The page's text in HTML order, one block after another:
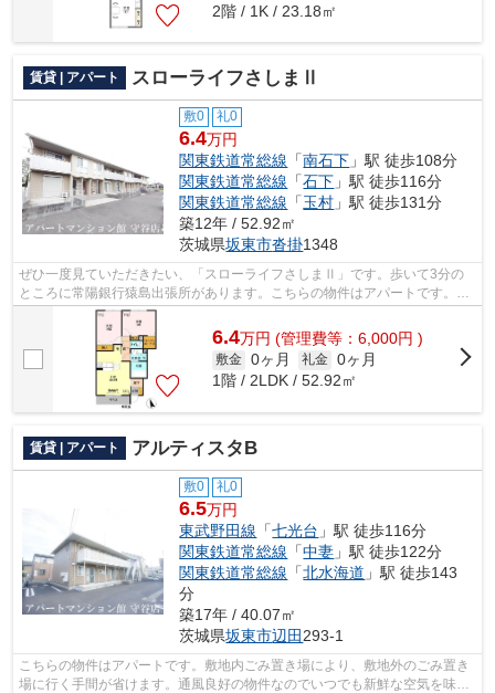
2階 / 1K / 23.18㎡
賃貸 | アパート スローライフさしまⅡ
敷0 礼0
6.4万円
関東鉄道常総線 「南石下 」駅 徒歩108分
関東鉄道常総線 「石下 」駅 徒歩116分
関東鉄道常総線 「玉村 」駅 徒歩131分
築12年 / 52.92㎡
茨城県坂東市沓掛1348
ぜひ一度見ていただきたい、「スローライフさしまⅡ」です。歩いて3分の
ところに常陽銀行猿島出張所があります。こちらの物件はアパートです。短
時間でごみ出しを終えられるように、敷...
6.4万円 (管理費等：6,000円 )
敷金 0ヶ月 礼金 0ヶ月
1階 / 2LDK / 52.92㎡
賃貸 | アパート アルティスタB
敷0 礼0
6.5万円
東武野田線 「七光台 」駅 徒歩116分
関東鉄道常総線 「中妻 」駅 徒歩122分
関東鉄道常総線 「北水海道 」駅 徒歩143
分
築17年 / 40.07㎡
茨城県坂東市辺田 293-1
こちらの物件はアパートです。敷地内ごみ置き場により、敷地外のごみ置き
場に行く手間が省けます。通風良好の物件なのでいつでも新鮮な空気を味わ